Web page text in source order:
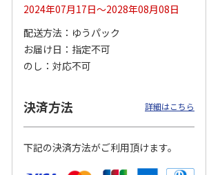
(送料別・税込) (送料別・税込)
2024年07月17日～2028年08月08日
配送方法
ゆうパック
お届け日
指定不可
のし
対応不可
決済方法 詳細はこちら
下記の決済方法がご利用頂けます。